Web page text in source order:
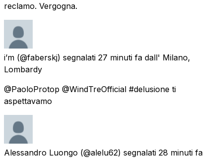
reclamo. Vergogna.
i’m (@faberskj) segnalati 27 minuti fa dall' Milano,
Lombardy
@PaoloProtop @WindTreOfficial #delusione ti
aspettavamo
Alessandro Luongo (@alelu62) segnalati 28 minuti fa